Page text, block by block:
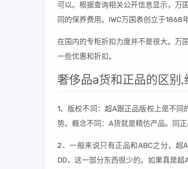
可以。根据查询相关公开信息显示，万
同的保养费用。IWC万国表创立于1868
在国内的专柜折扣力度并不是很大。万
一些优惠和折扣。
奢侈品a货和正品的区别,
1、版权不同：超A跟正品版权上是不
势。概念不同：A货就是精仿产品。同
2、一般来说只有正品和ABC之分，超
DD，这一部分东西很少的。如果真是超